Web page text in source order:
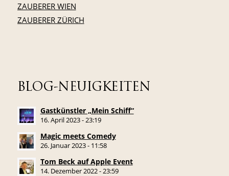
ZAUBERER WIEN
ZAUBERER ZÜRICH
BLOG-NEUIGKEITEN
Gastkünstler „Mein Schiff“
16. April 2023 - 23:19
Magic meets Comedy
26. Januar 2023 - 11:58
Tom Beck auf Apple Event
14. Dezember 2022 - 23:59